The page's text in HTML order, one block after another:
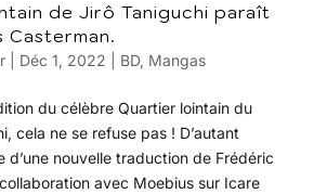
de Jirô Taniguchi paraît
Casterman.
| Déc 1, 2022 BD, Mangas
du célèbre Quartier lointain du
cela ne se refuse pas ! D’autant
d’une nouvelle traduction de Frédéric
avec Moebius sur Icare